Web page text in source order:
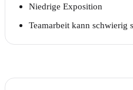
Niedrige Exposition
Teamarbeit kann schwierig